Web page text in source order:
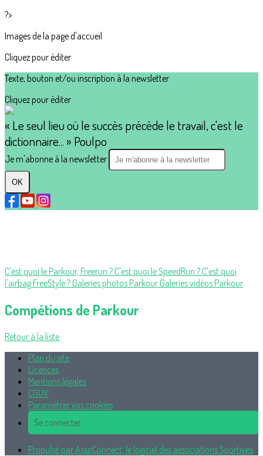
?>
Images de la page d'accueil
Cliquez pour éditer
Texte, bouton et/ou inscription à la newsletter
Cliquez pour éditer
« Le seul lieu où le succès précède le travail, c'est le
dictionnaire... » Poulpo
Je m'abonne à la newsletter
OK
C'est quoi le Parkour, Freerun ?C'est quoi le SpeedRun ?C'est quoi
l'airbag FreeStyle ?Galeries photos ParkourGaleries vidéos Parkour
Compétions de Parkour
Retour à la liste
Plan du site
Licences
Mentions légales
CGUV
Paramétrer vos cookies
Se connecter
Propulsé par AssoConnect, le logiciel des associations Sportives